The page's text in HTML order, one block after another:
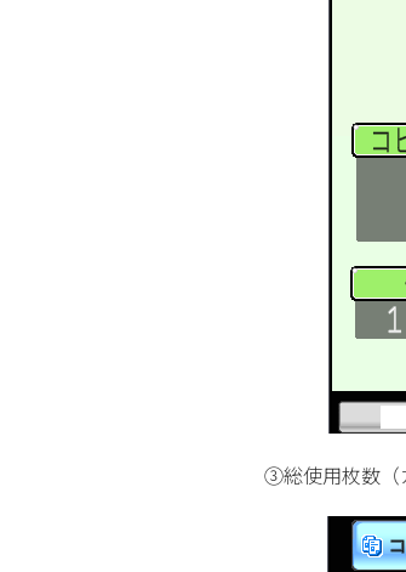
③総使用枚数（